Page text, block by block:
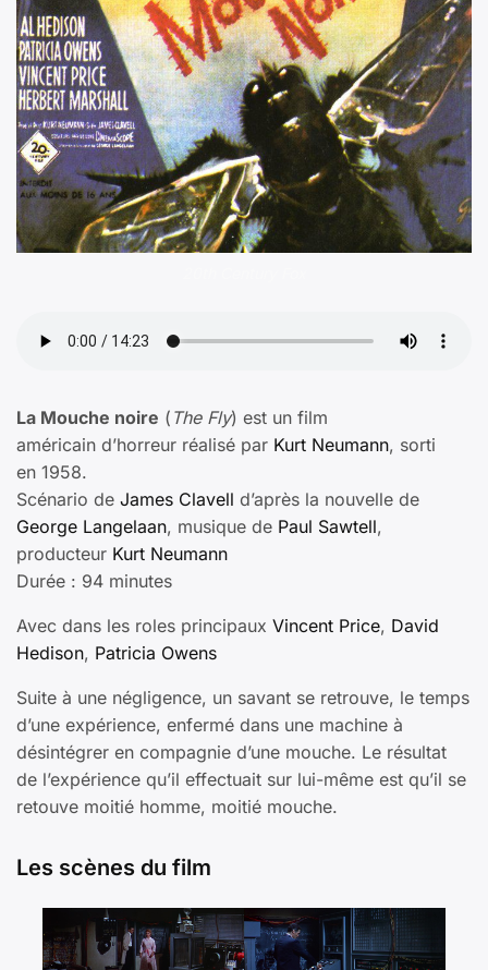
La Mouche noire ( The Fly) est un film
américain d’horreur réalisé par Kurt Neumann, sorti
en 1958.
Scénario de James Clavell d’après la nouvelle de
George Langelaan, musique de Paul Sawtell,
producteur Kurt Neumann
Durée : 94 minutes
Avec dans les roles principaux Vincent Price, David
Hedison, Patricia Owens
Suite à une négligence, un savant se retrouve, le temps
d’une expérience, enfermé dans une machine à
désintégrer en compagnie d’une mouche. Le résultat
de l’expérience qu’il effectuait sur lui-même est qu’il se
retouve moitié homme, moitié mouche.
Les scènes du film